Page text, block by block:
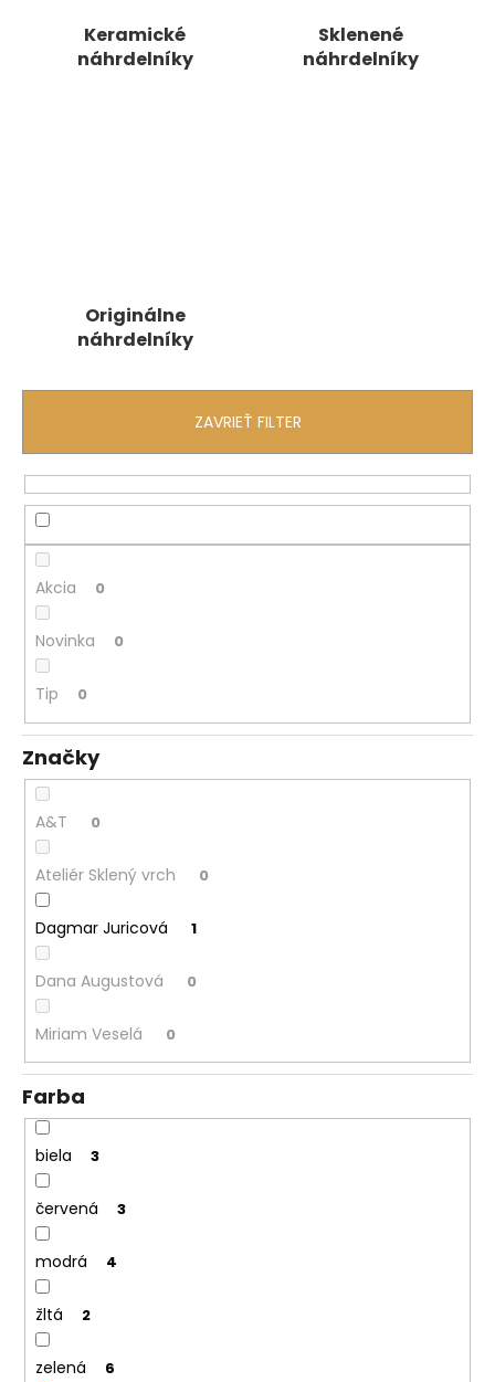
Keramické
náhrdelníky
Sklenené
náhrdelníky
Originálne
náhrdelníky
ZAVRIEŤ FILTER
Akcia 0
Novinka 0
Tip 0
Značky
A&T 0
Ateliér Sklený vrch 0
Dagmar Juricová 1
Dana Augustová 0
Miriam Veselá 0
Farba
biela 3
červená 3
modrá 4
žltá 2
zelená 6
p
r
ú
č
a
m